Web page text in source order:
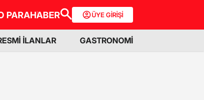
PARAHABER ÜYE GİRİŞİ
İLANLAR GASTRONOMİ